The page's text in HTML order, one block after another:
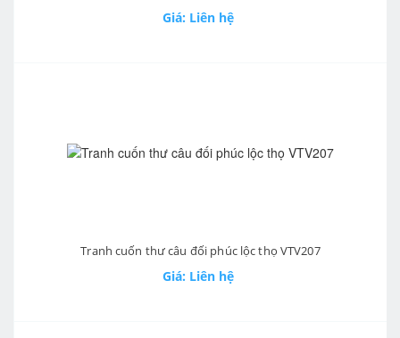
Giá: Liên hệ
Tranh cuốn thư câu đối phúc lộc thọ VTV207
Giá: Liên hệ